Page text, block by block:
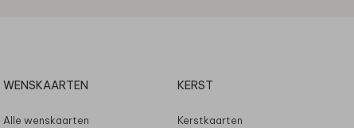
WENSKAARTEN
Alle wenskaarten
KERST
Kerstkaarten